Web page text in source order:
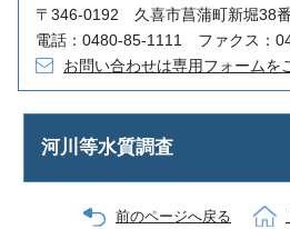
〒346-0192 久喜市菖蒲町新堀38
電話：0480-85-1111 ファクス：
お問い合わせは専用フォームを
河川等水質調査
前のページへ戻る